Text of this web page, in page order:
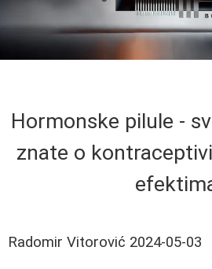
Hormonske pilule -
znate o
Radomir Vitorović 2024-05-03